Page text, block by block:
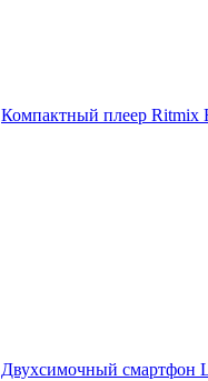
Компактный плеер Ritmix
Двухсимочный смартфон